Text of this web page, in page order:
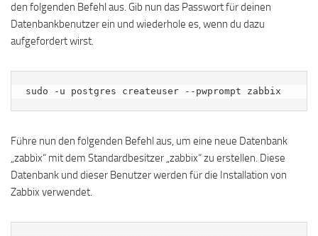
den folgenden Befehl aus. Gib nun das Passwort für deinen
Datenbankbenutzer ein und wiederhole es, wenn du dazu
aufgefordert wirst.
sudo -u postgres createuser --pwprompt zabbix
Führe nun den folgenden Befehl aus, um eine neue Datenbank
„zabbix“ mit dem Standardbesitzer „zabbix“ zu erstellen. Diese
Datenbank und dieser Benutzer werden für die Installation von
Zabbix verwendet.